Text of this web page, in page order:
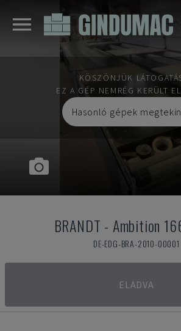
KÖSZÖNJÜK
EZ A GÉP NEMRÉG KERÜLT
Hasonló gépek
BRANDT - Ambition
DE-EDG-BRA-2010-00001
ELADVA